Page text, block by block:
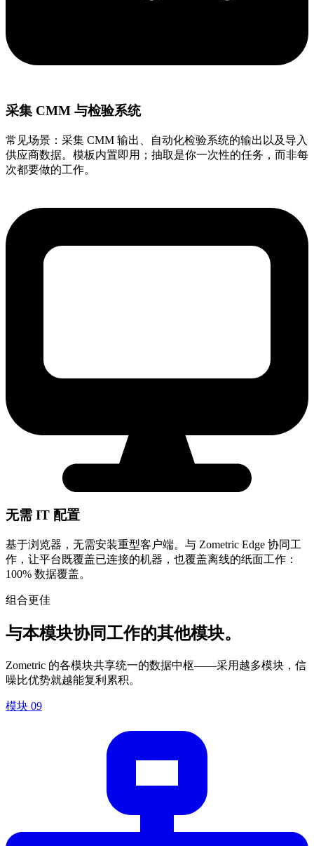
采集 CMM 与检验系统
常见场景：采集 CMM 输出、自动化检验系统的输出以及导入
供应商数据。模板内置即用；抽取是你一次性的任务，而非每
次都要做的工作。
无需 IT 配置
基于浏览器，无需安装重型客户端。与 Zometric Edge 协同工
作，让平台既覆盖已连接的机器，也覆盖离线的纸面工作：
100% 数据覆盖。
组合更佳
与本模块协同工作的其他模块。
Zometric 的各模块共享统一的数据中枢——采用越多模块，信
噪比优势就越能复利累积。
模块 09